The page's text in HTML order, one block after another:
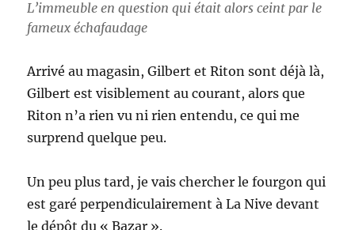
L’immeuble en question qui était alors ceint par le
fameux échafaudage
Arrivé au magasin, Gilbert et Riton sont déjà là,
Gilbert est visiblement au courant, alors que
Riton n’a rien vu ni rien entendu, ce qui me
surprend quelque peu.
Un peu plus tard, je vais chercher le fourgon qui
est garé perpendiculairement à La Nive devant
le dépôt du « Bazar ».